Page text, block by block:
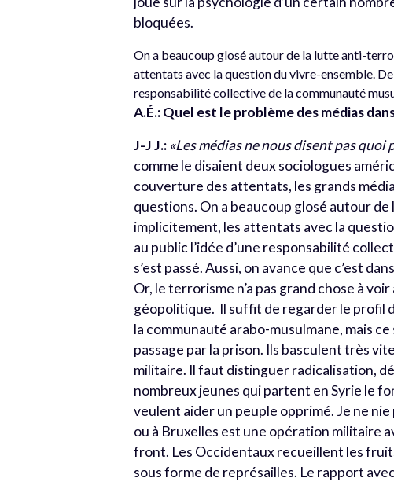
bloquées.
On a beaucoup glosé autour de la lutte anti-
attentats avec la question du vivre-ensemble.
responsabilité collective de la communauté
A.É.: Quel est le problème des médias
J-J J.: «Les médias ne nous disent pas
comme le disaient deux sociologues
couverture des attentats, les grands
questions. On a beaucoup glosé autour
implicitement, les attentats avec la
au public l’idée d’une responsabilité
s’est passé. Aussi, on avance que c’est
Or, le terrorisme n’a pas grand chose à
géopolitique. Il suffit de regarder le profil
la communauté arabo-musulmane, mais
passage par la prison. Ils basculent très
militaire. Il faut distinguer radicalisation,
nombreux jeunes qui partent en Syrie le
veulent aider un peuple opprimé. Je ne nie
ou à Bruxelles est une opération militaire
front. Les Occidentaux recueillent les
sous forme de représailles. Le rapport